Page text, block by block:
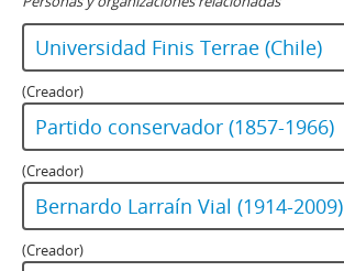
Universidad Finis Terrae (Chile)
(Creador)
Partido conservador (1857-1966)
(Creador)
Bernardo Larraín Vial (1914-2009)
(Creador)